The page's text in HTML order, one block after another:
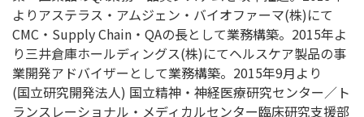
よりアステラス・アムジェン・バイオファーマ(株)にて
CMC・Supply Chain・QAの長として業務構築。2015年よ
り三井倉庫ホールディングス(株)にてヘルスケア製品の事
業開発アドバイザーとして業務構築。2015年9月より
(国立研究開発法人) 国立精神・神経医療研究センター／ト
ランスレーショナル・メディカルセンター臨床研究支援部